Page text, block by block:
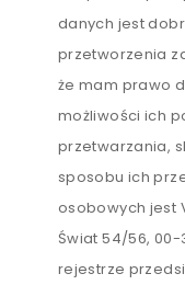
danych jest
przetworzenia
że mam prawo
możliwości ich
przetwarzania,
sposobu ich
osobowych jest
Świat 54/56,
rejestrze